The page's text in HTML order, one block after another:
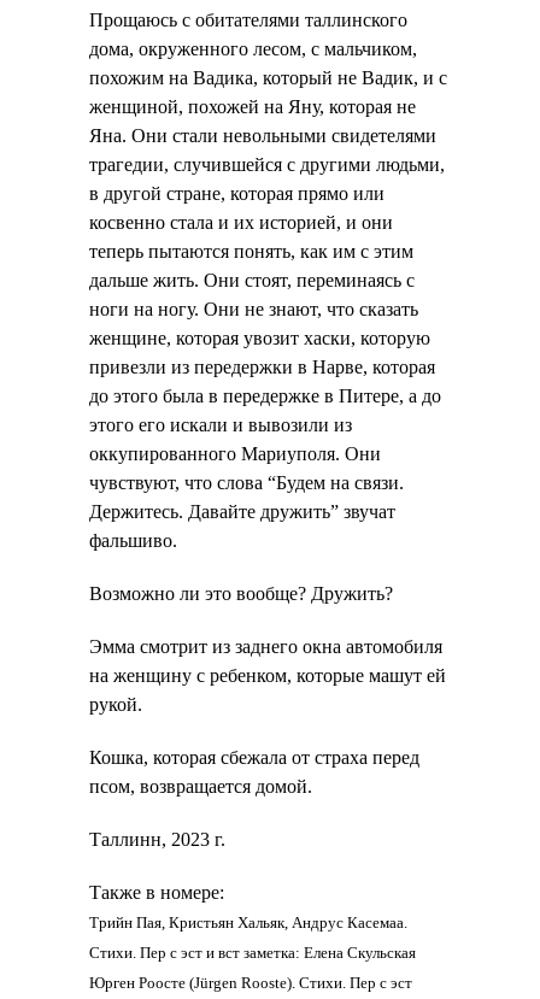
Прощаюсь с обитателями таллинского
дома, окруженного лесом, с мальчиком,
похожим на Вадика, который не Вадик, и с
женщиной, похожей на Яну, которая не
Яна. Они стали невольными свидетелями
трагедии, случившейся с другими людьми,
в другой стране, которая прямо или
косвенно стала и их историей, и они
теперь пытаются понять, как им с этим
дальше жить. Они стоят, переминаясь с
ноги на ногу. Они не знают, что сказать
женщине, которая увозит хаски, которую
привезли из передержки в Нарве, которая
до этого была в передержке в Питере, а до
этого его искали и вывозили из
оккупированного Мариуполя. Они
чувствуют, что слова “Будем на связи.
Держитесь. Давайте дружить” звучат
фальшиво.
Возможно ли это вообще? Дружить?
Эмма смотрит из заднего окна автомобиля
на женщину с ребенком, которые машут ей
рукой.
Кошка, которая сбежала от страха перед
псом, возвращается домой.
Таллинн, 2023 г.
Также в номере:
Трийн Пая, Кристьян Хальяк, Андрус Касемаа.
Стихи. Пер с эст и вст заметка: Елена Скульская
Юрген Роосте (Jürgen Rooste). Стихи. Пер с эст